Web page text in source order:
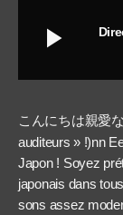
play_arrow
こんにちは親愛
auditeurs » !)nn
Japon ! Soyez
japonais dans
sons assez